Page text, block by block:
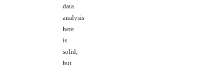
data
analysis
here
is
solid,
but